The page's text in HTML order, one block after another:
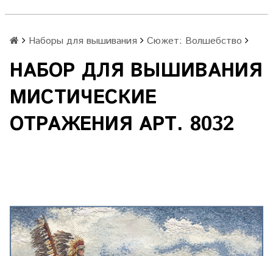
Наборы для вышивания Сюжет: Волшебство
НАБОР ДЛЯ ВЫШИВАНИЯ
МИСТИЧЕСКИЕ
ОТРАЖЕНИЯ АРТ. 8032